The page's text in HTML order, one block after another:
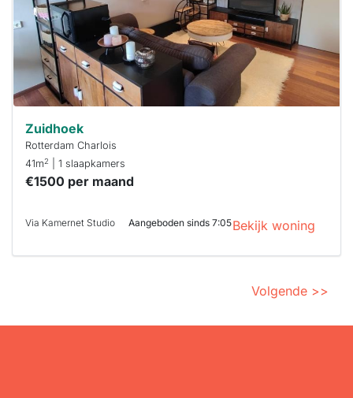
reageren.
Stekkies helpt
je hierbij!
Zuidhoek
Rotterdam Charlois
41m2 | 1 slaapkamers
€1500 per maand
Via Kamernet Studio Aangeboden sinds 7:05Bekijk woning
Volgende >>